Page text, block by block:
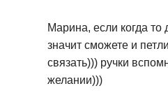
Марина, если когда
значит сможете и
связать))) ручки
желании)))